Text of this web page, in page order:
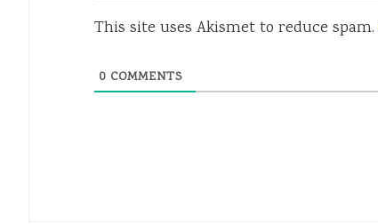
This site uses Akismet to reduce spam.
0 COMMENTS